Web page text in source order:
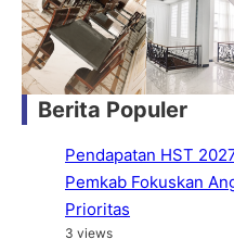
Berita Populer
Pendapatan HST
Pemkab Fokuskan
Prioritas
3 views